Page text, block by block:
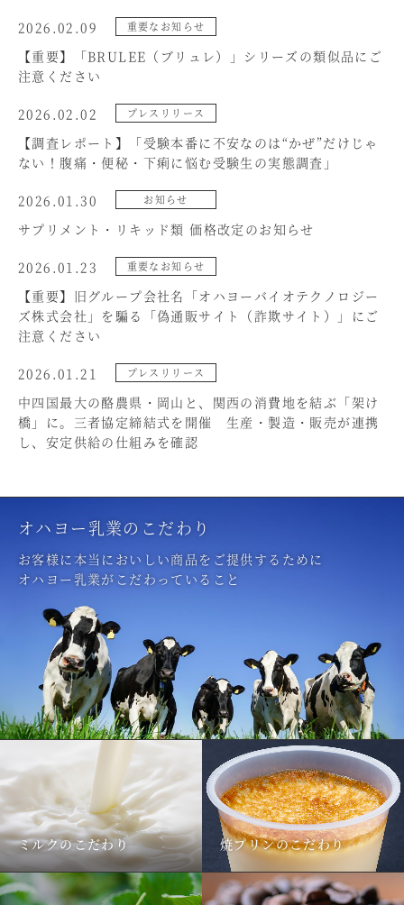
2026.02.09 重要なお知らせ
【重要】「BRULEE（ブリュレ）」シリーズの類似品にご
注意ください
2026.02.02 プレスリリース
【調査レポート】「受験本番に不安なのは“かぜ”だけじゃ
ない！腹痛・便秘・下痢に悩む受験生の実態調査」
2026.01.30 お知らせ
サプリメント・リキッド類 価格改定のお知らせ
2026.01.23 重要なお知らせ
【重要】旧グループ会社名「オハヨーバイオテクノロジー
ズ株式会社」を騙る「偽通販サイト（詐欺サイト）」にご
注意ください
2026.01.21 プレスリリース
中四国最大の酪農県・岡山と、関西の消費地を結ぶ「架け
橋」に。三者協定締結式を開催 生産・製造・販売が連携
し、安定供給の仕組みを確認
オハヨー乳業のこだわり
お客様に本当においしい商品をご提供するために
オハヨー乳業がこだわっていること
ミルクのこだわり 焼プリンのこだわり